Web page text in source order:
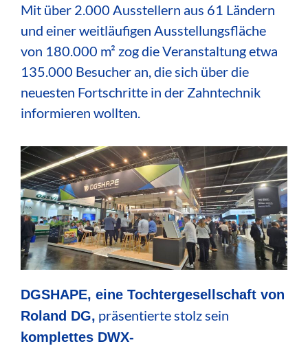
Mit über 2.000 Ausstellern aus 61 Ländern
und einer weitläufigen Ausstellungsfläche
von 180.000 m² zog die Veranstaltung etwa
135.000 Besucher an, die sich über die
neuesten Fortschritte in der Zahntechnik
informieren wollten.
DGSHAPE, eine Tochtergesellschaft von
Roland DG, präsentierte stolz sein
komplettes DWX-